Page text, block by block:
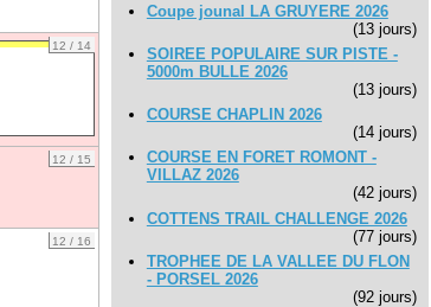
12 / 14
12 / 15
12 / 16
Coupe jounal LA GRUYERE 2026
(13 jours)
SOIREE POPULAIRE SUR PISTE -
5000m BULLE 2026
(13 jours)
COURSE CHAPLIN 2026
(14 jours)
COURSE EN FORET ROMONT -
VILLAZ 2026
(42 jours)
COTTENS TRAIL CHALLENGE 2026
(77 jours)
TROPHEE DE LA VALLEE DU FLON
- PORSEL 2026
(92 jours)